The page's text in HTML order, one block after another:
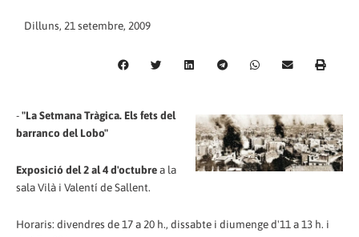
Dilluns, 21 setembre, 2009
-"La Setmana Tràgica. Els fets del
barranco del Lobo"
Exposiciódel 2 al 4 d'octubrea la
sala Vilà i Valentí de Sallent.
Horaris: divendres de 17 a 20 h., dissabte i diumenge d'11 a 13 h. i